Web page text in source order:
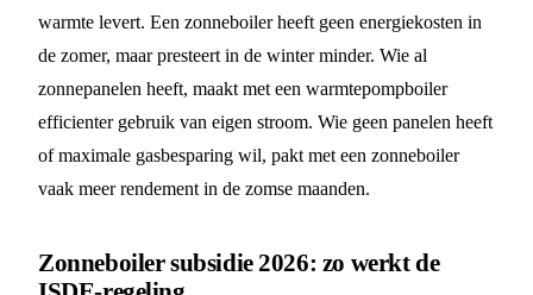
warmte levert. Een zonneboiler heeft geen energiekosten in
de zomer, maar presteert in de winter minder. Wie al
zonnepanelen heeft, maakt met een warmtepompboiler
efficienter gebruik van eigen stroom. Wie geen panelen heeft
of maximale gasbesparing wil, pakt met een zonneboiler
vaak meer rendement in de zomse maanden.
Zonneboiler subsidie 2026: zo werkt de